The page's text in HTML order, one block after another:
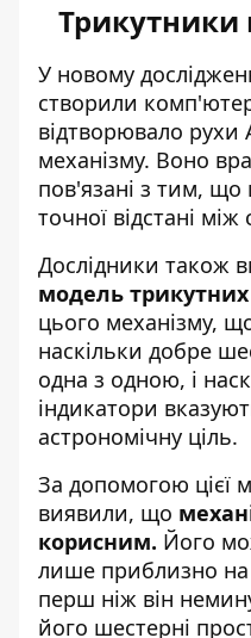
Трикутники
У новому
створили
відтворювало рухи
механізму. Воно
пов'язані з тим, що
точної відстані
Дослідники також
модель
цього механізму,
наскільки добре
одна з одною, і
індикатори
астрономічну ціль.
За допомогою цієї
виявили, що
корисним. Його
лише приблизно на
перш ніж він
його шестерні